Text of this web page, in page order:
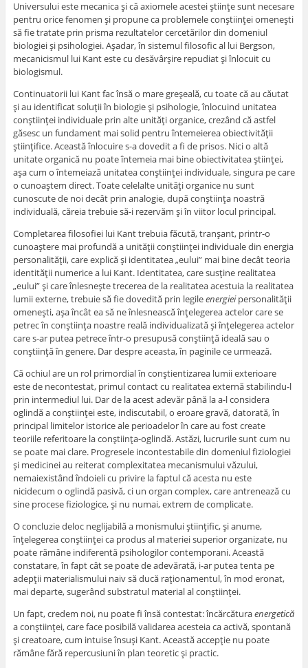
Universului este mecanica şi că axiomele acestei ştiinţe sunt necesare
pentru orice fenomen şi propune ca problemele conştiinţei omeneşti
să fie tratate prin prisma rezultatelor cercetărilor din domeniul
biologiei şi psihologiei. Aşadar, în sistemul filosofic al lui Bergson,
mecanicismul lui Kant este cu desăvârşire repudiat şi înlocuit cu
biologismul.
Continuatorii lui Kant fac însă o mare greşeală, cu toate că au căutat
şi au identificat soluţii în biologie şi psihologie, înlocuind unitatea
conştiinţei individuale prin alte unităţi organice, crezând că astfel
găsesc un fundament mai solid pentru întemeierea obiectivităţii
ştiinţifice. Această înlocuire s-a dovedit a fi de prisos. Nici o altă
unitate organică nu poate întemeia mai bine obiectivitatea ştiinţei,
aşa cum o întemeiază unitatea conştiinţei individuale, singura pe care
o cunoaştem direct. Toate celelalte unităţi organice nu sunt
cunoscute de noi decât prin analogie, după conştiinţa noastră
individuală, căreia trebuie să-i rezervăm şi în viitor locul principal.
Completarea filosofiei lui Kant trebuia făcută, tranşant, printr-o
cunoaştere mai profundă a unităţii conştiinţei individuale din energia
personalităţii, care explică şi identitatea „eului” mai bine decât teoria
identităţii numerice a lui Kant. Identitatea, care susţine realitatea
„eului” şi care înlesneşte trecerea de la realitatea acestuia la realitatea
lumii externe, trebuie să fie dovedită prin legileenergieipersonalităţii
omeneşti, aşa încât ea să ne înlesnească înţelegerea actelor care se
petrec în conştiinţa noastre reală individualizată şi înţelegerea actelor
care s-ar putea petrece într-o presupusă conştiinţă ideală sau o
conştiinţă în genere. Dar despre aceasta, în paginile ce urmează.
Că ochiul are un rol primordial în conştientizarea lumii exterioare
este de necontestat, primul contact cu realitatea externă stabilindu-l
prin intermediul lui. Dar de la acest adevăr până la a-l considera
oglindă a conştiinţei este, indiscutabil, o eroare gravă, datorată, în
principal limitelor istorice ale perioadelor în care au fost create
teoriile referitoare la conştiinţa-oglindă. Astăzi, lucrurile sunt cum nu
se poate mai clare. Progresele incontestabile din domeniul fiziologiei
şi medicinei au reiterat complexitatea mecanismului văzului,
nemaiexistând îndoieli cu privire la faptul că acesta nu este
nicidecum o oglindă pasivă, ci un organ complex, care antrenează cu
sine procese fiziologice, şi nu numai, extrem de complicate.
O concluzie deloc neglijabilă a monismului ştiinţific, şi anume,
înţelegerea conştiinţei ca produs al materiei superior organizate, nu
poate rămâne indiferentă psihologilor contemporani. Această
constatare, în fapt cât se poate de adevărată, i-ar putea tenta pe
adepţii materialismului naiv să ducă raţionamentul, în mod eronat,
mai departe, sugerând substratul material al conştiinţei.
Un fapt, credem noi, nu poate fi însă contestat: încărcăturaenergetică
a conştiinţei, care face posibilă validarea acesteia ca activă, spontană
şi creatoare, cum intuise însuşi Kant. Această accepţie nu poate
rămâne fără repercusiuni în plan teoretic şi practic.